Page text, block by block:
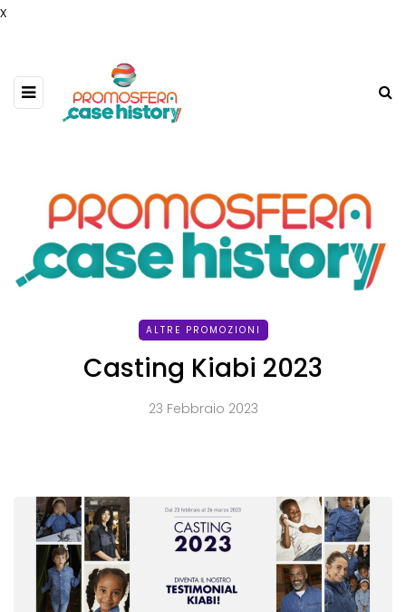
x
ALTRE PROMOZIONI
Casting Kiabi 2023
23 Febbraio 2023